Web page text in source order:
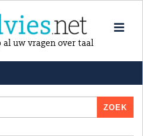
uw vragen over taal